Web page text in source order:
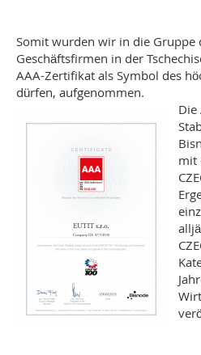
Somit wurden wir in die Gruppe
Geschäftsfirmen in der
AAA-Zertifikat als Symbol des
dürfen, aufgenommen.
Die
mit